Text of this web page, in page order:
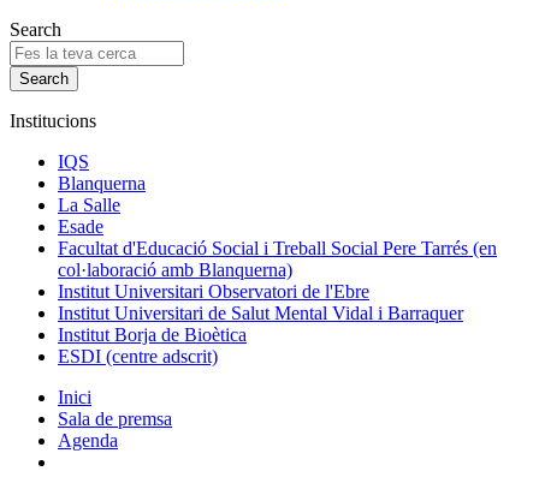
Search
Institucions
IQS
Blanquerna
La Salle
Esade
Facultat d'Educació Social i Treball Social Pere Tarrés (en
col·laboració amb Blanquerna)
Institut Universitari Observatori de l'Ebre
Institut Universitari de Salut Mental Vidal i Barraquer
Institut Borja de Bioètica
ESDI (centre adscrit)
Inici
Sala de premsa
Agenda